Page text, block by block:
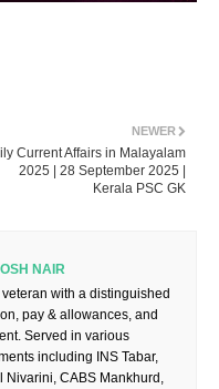
NEWER
Current Affairs in Malayalam
2025 | 28 September 2025 |
Kerala PSC GK
NAIR
with a distinguished
pay & allowances, and
Served in various
including INS Tabar,
CABS Mankhurd,